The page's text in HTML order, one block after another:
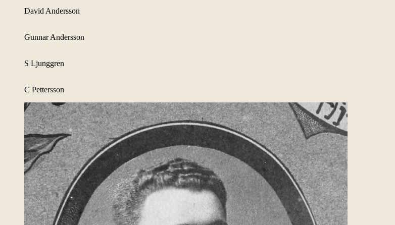
David Andersson
Gunnar Andersson
S Ljunggren
C Pettersson